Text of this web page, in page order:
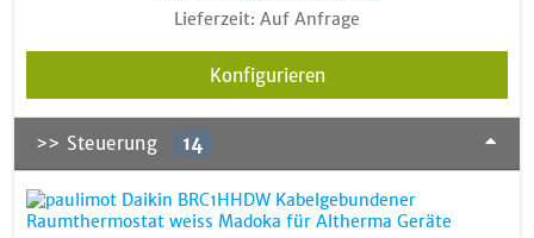
Lieferzeit: Auf Anfrage
Konfigurieren
>> Steuerung 14